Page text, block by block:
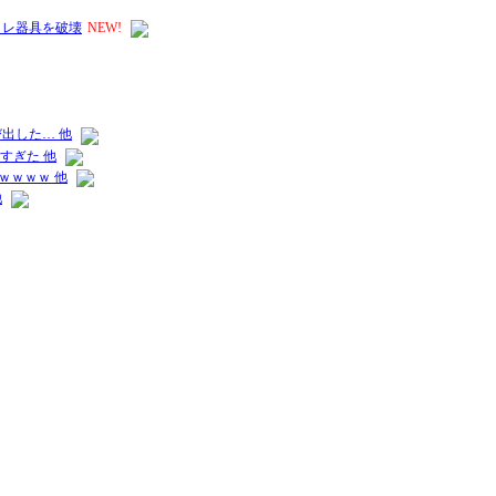
器具を破壊 NEW!
出した… 他
ぎた 他
ｗｗｗ 他